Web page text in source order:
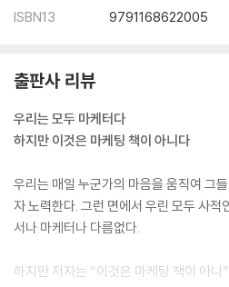
ISBN13 9791168622005
출판사 리뷰
우리는 모두 마케터다
하지만 이것은 마케팅 책이 아니다
우리는 매일 누군가의 마음을 움직여 그
자 노력한다. 그런 면에서 우린 모두 사적
서나 마케터나 다름없다.
하지만 저자는 “이것은 마케팅 책이 아니”